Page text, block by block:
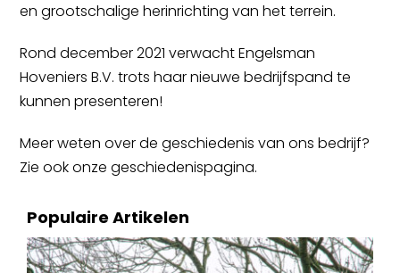
en grootschalige herinrichting van het terrein.
Rond december 2021 verwacht Engelsman
Hoveniers B.V. trots haar nieuwe bedrijfspand te
kunnen presenteren!
Meer weten over de geschiedenis van ons bedrijf?
Zie ook onzegeschiedenispagina.
Populaire Artikelen